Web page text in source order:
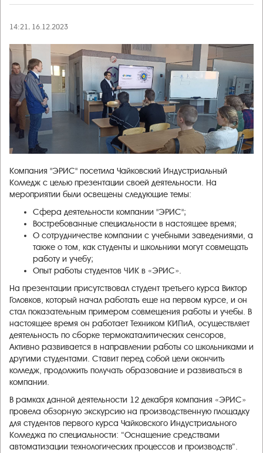
14:21, 16.12.2023
Компания "ЭРИС" посетила Чайковский Индустриальный
Колледж с целью презентации своей деятельности. На
мероприятии были освещены следующие темы:
Сфера деятельности компании "ЭРИС";
Востребованные специальности в настоящее время;
О сотрудничестве компании с учебными заведениями, а
также о том, как студенты и школьники могут совмещать
работу и учебу;
Опыт работы студентов ЧИК в «ЭРИС».
На презентации присутствовал студент третьего курса Виктор
Головков, который начал работать еще на первом курсе, и он
стал показательным примером совмещения работы и учебы. В
настоящее время он работает Техником КИПиА, осуществляет
деятельность по сборке термокаталитических сенсоров,
Активно развивается в направлении работы со школьниками и
другими студентами. Ставит перед собой цели окончить
колледж, продолжить получать образование и развиваться в
компании.
В рамках данной деятельности 12 декабря компания «ЭРИС»
провела обзорную экскурсию на производственную площадку
для студентов первого курса Чайковского Индустриального
Колледжа по специальности: “Оснащение средствами
автоматизации технологических процессов и производств”.